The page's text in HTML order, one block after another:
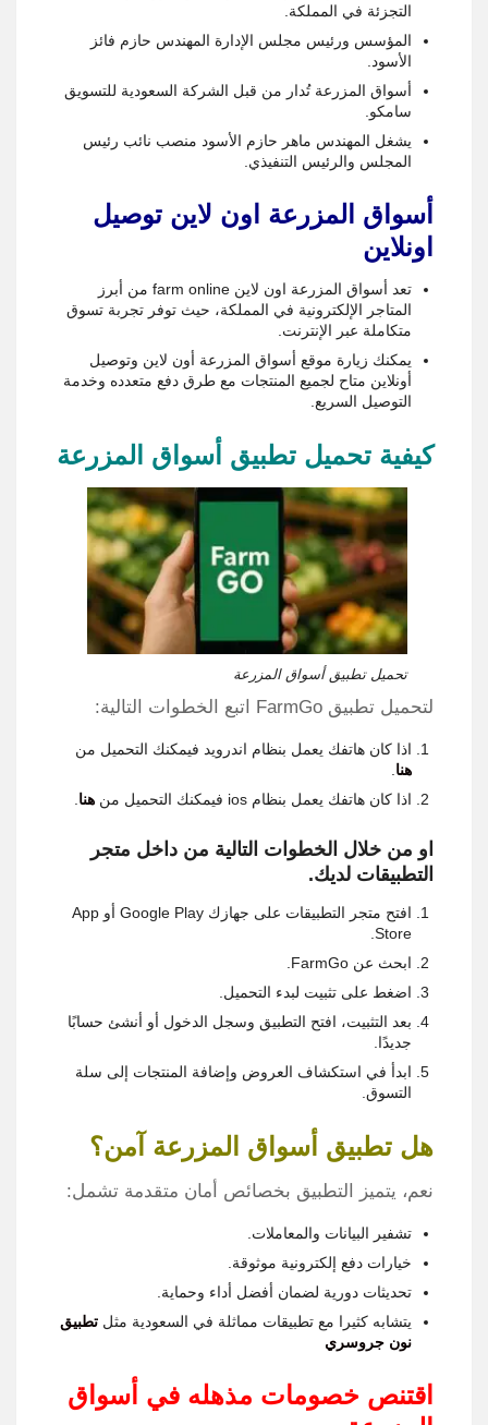
التجزئة في المملكة.
المؤسس ورئيس مجلس الإدارة المهندس حازم فائز
الأسود.
أسواق المزرعة تُدار من قبل الشركة السعودية للتسويق
سامكو.
يشغل المهندس ماهر حازم الأسود منصب نائب رئيس
المجلس والرئيس التنفيذي.
أسواق المزرعة اون لاين توصيل
اونلاين
تعد أسواق المزرعة اون لاين farm online من أبرز
المتاجر الإلكترونية في المملكة، حيث توفر تجربة تسوق
متكاملة عبر الإنترنت.
يمكنك زيارة موقع أسواق المزرعة أون لاين وتوصيل
أونلاين متاح لجميع المنتجات مع طرق دفع متعدده وخدمة
التوصيل السريع.
كيفية تحميل تطبيق أسواق المزرعة
تحميل تطبيق أسواق المزرعة
لتحميل تطبيق FarmGo اتبع الخطوات التالية:
اذا كان هاتفك يعمل بنظام اندرويد فيمكنك التحميل من
هنا
اذا كان هاتفك يعمل بنظام ios فيمكنك التحميل من
هنا
او من خلال الخطوات التالية من داخل متجر
التطبيقات لديك.
افتح متجر التطبيقات على جهازك Google Play أو App
Store.
ابحث عن FarmGo.
اضغط على تثبيت لبدء التحميل.
بعد التثبيت، افتح التطبيق وسجل الدخول أو أنشئ حسابًا
جديدًا.
ابدأ في استكشاف العروض وإضافة المنتجات إلى سلة
التسوق.
هل تطبيق أسواق المزرعة آمن؟
نعم، يتميز التطبيق بخصائص أمان متقدمة تشمل:
تشفير البيانات والمعاملات.
خيارات دفع إلكترونية موثوقة.
تحديثات دورية لضمان أفضل أداء وحماية.
يتشابه كثيرا مع تطبيقات مماثلة في السعودية مثل تطبيق
نون جروسري
اقتنص خصومات مذهله في أسواق